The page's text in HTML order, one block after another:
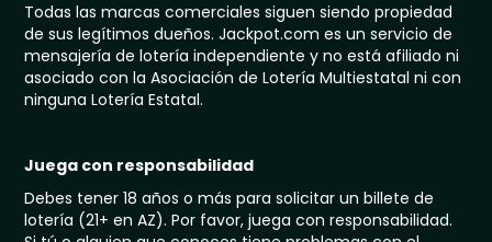
Todas las marcas comerciales siguen siendo propiedad
de sus legítimos dueños. Jackpot.com es un servicio de
mensajería de lotería independiente y no está afiliado ni
asociado con la Asociación de Lotería Multiestatal ni con
ninguna Lotería Estatal.
Juega con responsabilidad
Debes tener 18 años o más para solicitar un billete de
lotería (21+ en AZ). Por favor, juega con responsabilidad.